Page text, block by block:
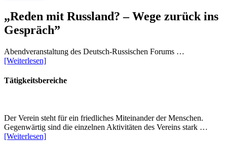
„Reden mit Russland? – Wege zurück ins
Gespräch”
Abendveranstaltung des Deutsch-Russischen Forums …
[Weiterlesen]
Tätigkeitsbereiche
Der Verein steht für ein friedliches Miteinander der Menschen.
Gegenwärtig sind die einzelnen Aktivitäten des Vereins stark …
[Weiterlesen]